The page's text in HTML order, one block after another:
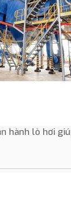
hành lò hơi